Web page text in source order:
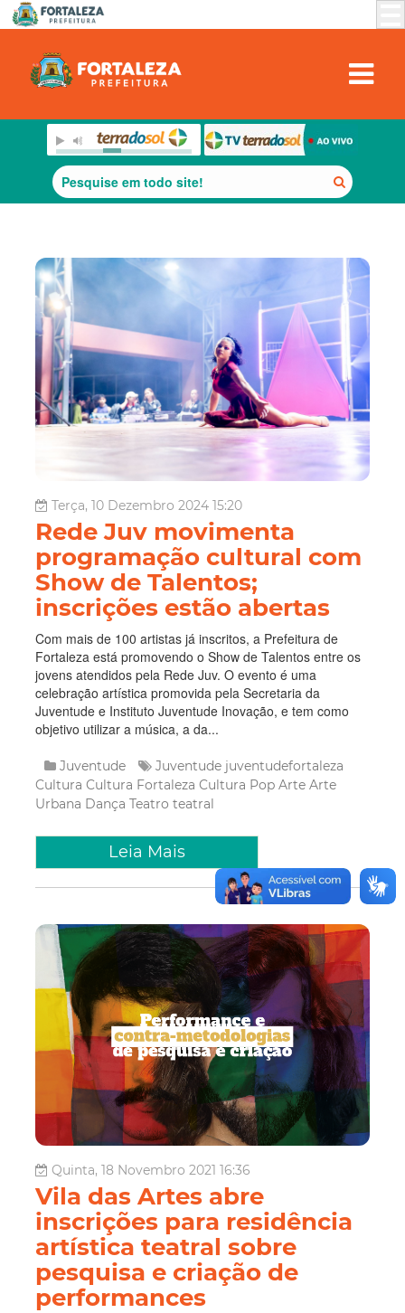
Terça, 10 Dezembro 2024 15:20
Rede Juv movimenta
programação cultural com
Show de Talentos;
inscrições estão abertas
Com mais de 100 artistas já inscritos, a Prefeitura de
Fortaleza está promovendo o Show de Talentos entre os
jovens atendidos pela Rede Juv. O evento é uma
celebração artística promovida pela Secretaria da
Juventude e Instituto Juventude Inovação, e tem como
objetivo utilizar a música, a da...
Juventude Juventude juventudefortaleza
Cultura Cultura Fortaleza Cultura Pop Arte Arte
Urbana Dança Teatro teatral
Leia Mais
Quinta, 18 Novembro 2021 16:36
Vila das Artes abre
inscrições para residência
artística teatral sobre
pesquisa e criação de
performances